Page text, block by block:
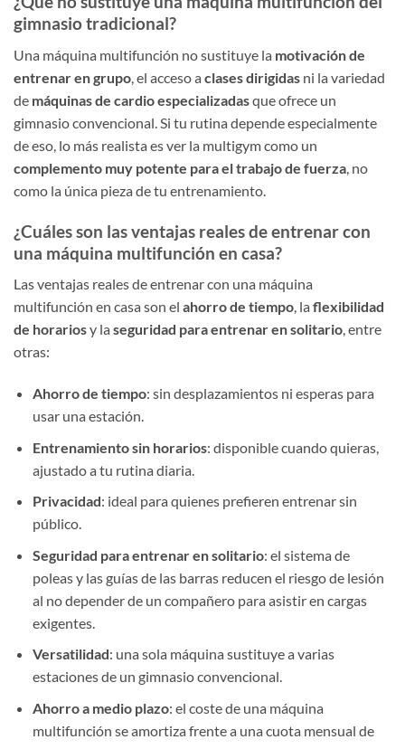
gimnasio tradicional?
Una máquina multifunción no sustituye la motivación de
entrenar en grupo , el acceso a clases dirigidas ni la variedad
de máquinas de cardio especializadasque ofrece un
gimnasio convencional. Si tu rutina depende especialmente
de eso, lo más realista es ver la multigym como un
complemento muy potente para el trabajo de fuerza , no
como la única pieza de tu entrenamiento.
¿Cuáles son las ventajas reales de entrenar con
una máquina multifunción en casa?
Las ventajas reales de entrenar con una máquina
multifunción en casa son el ahorro de tiempo, la flexibilidad
de horariosy la seguridad para entrenar en solitario, entre
otras:
Ahorro de tiempo: sin desplazamientos ni esperas para
usar una estación.
Entrenamiento sin horarios: disponible cuando quieras,
ajustado a tu rutina diaria.
Privacidad: ideal para quienes prefieren entrenar sin
público.
Seguridad para entrenar en solitario: el sistema de
poleas y las guías de las barras reducen el riesgo de lesión
al no depender de un compañero para asistir en cargas
exigentes.
Versatilidad: una sola máquina sustituye a varias
estaciones de un gimnasio convencional.
Ahorro a medio plazo: el coste de una máquina
multifunción se amortiza frente a una cuota mensual de